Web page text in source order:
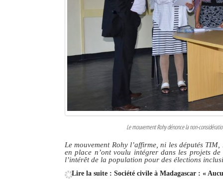
Le mouvement Rohy dénonce la non-
Le mouvement Rohy l’affirme, ni les députés
en place n’ont voulu intégrer dans les projets
l’intérêt de la population pour des élections
Lire la suite : Société civile à Madagascar : «